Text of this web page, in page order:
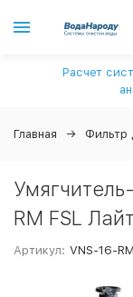
Расчет
Главная Фильтр
RM FSL Лайт
Артикул: VNS-16-